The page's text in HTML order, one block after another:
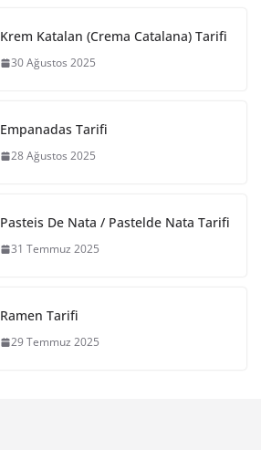
Krem Katalan (Crema Catalana) Tarifi
30 Ağustos 2025
Empanadas Tarifi
28 Ağustos 2025
Pasteis De Nata / Pastelde Nata Tarifi
31 Temmuz 2025
Ramen Tarifi
29 Temmuz 2025